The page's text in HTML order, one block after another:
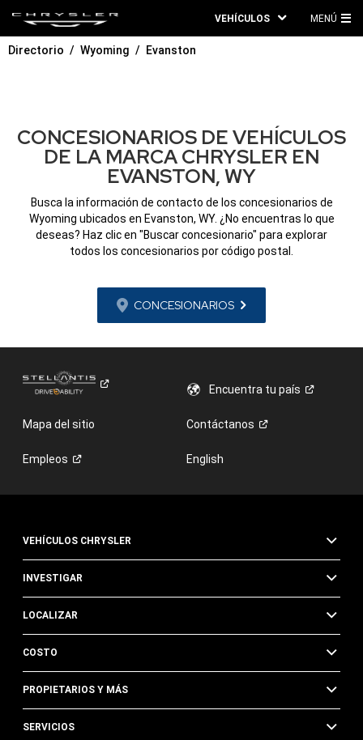
VEHÍCULOS MENÚ
Directorio Wyoming Evanston
CONCESIONARIOS DE VEHÍCULOS
DE LA MARCA CHRYSLER EN
EVANSTON, WY
Busca la información de contacto de los concesionarios de
Wyoming ubicados en Evanston, WY. ¿No encuentras lo que
deseas? Haz clic en "Buscar concesionario" para explorar
todos los concesionarios por código postal.
CONCESIONARIOS
Encuentra tupaís
Mapa del sitio Contáctanos
Empleos English
VEHÍCULOS CHRYSLER
INVESTIGAR
LOCALIZAR
COSTO
PROPIETARIOS Y MÁS
SERVICIOS